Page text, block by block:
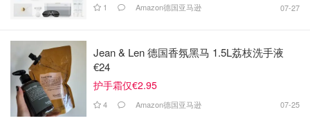
1 Amazon德国亚马逊 07-27
Jean & Len 德国香氛黑马 1.5L荔枝洗手液
€24
护手霜仅€2.95
4 Amazon德国亚马逊 07-25